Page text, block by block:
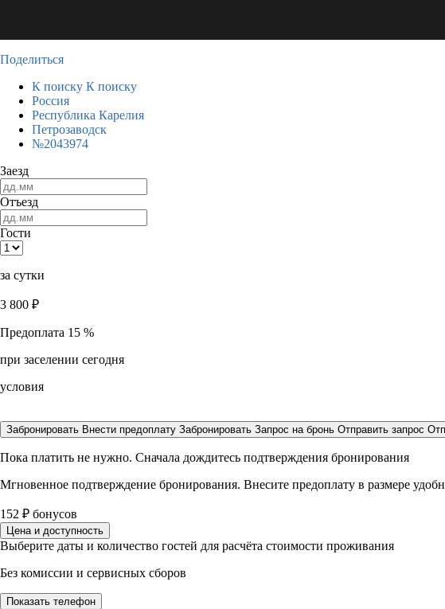
Поделиться
К поиску К поиску
Россия
Республика Карелия
Петрозаводск
№2043974
Заезд
Отъезд
Гости
за сутки
3 800 ₽
Предоплата 15 %
при заселении сегодня
условия
Забронировать Внести предоплату Забронировать Запрос на бронь Отправить запрос
Пока платить не нужно. Сначала дождитесь подтверждения бронирования
Мгновенное подтверждение бронирования. Внесите предоплату в размере
152 ₽ бонусов
Цена и доступность
Выберите даты и количество гостей для расчёта стоимости проживания
Без комиссии и сервисных сборов
Показать телефон